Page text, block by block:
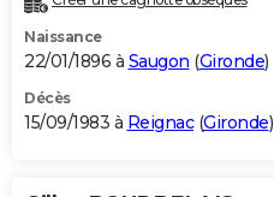
Naissance
22/01/1896 à Saugon (Gironde)
Décès
15/09/1983 à Reignac(Gironde)